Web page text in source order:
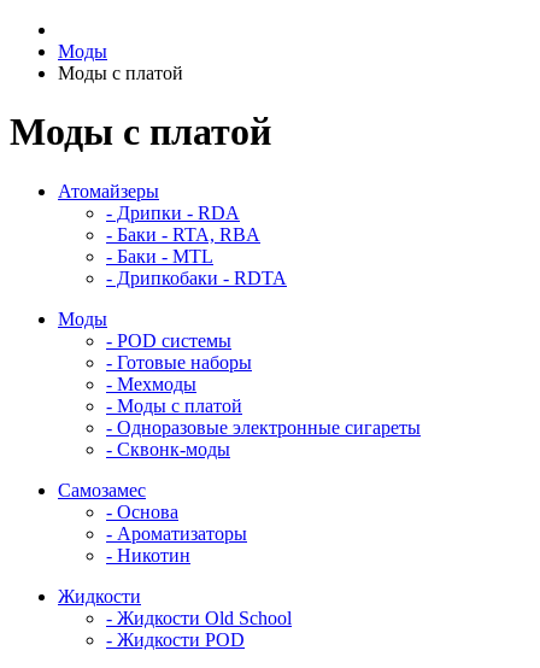
Моды
Моды с платой
Моды с платой
Атомайзеры
- Дрипки - RDA
- Баки - RTA, RBA
- Баки - MTL
- Дрипкобаки - RDTA
Моды
- POD системы
- Готовые наборы
- Мехмоды
- Моды с платой
- Одноразовые электронные сигареты
- Сквонк-моды
Самозамес
- Основа
- Ароматизаторы
- Никотин
Жидкости
- Жидкости Old School
- Жидкости POD